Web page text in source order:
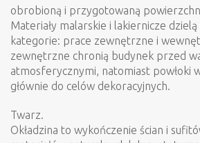
obrobioną i przygotowaną
Materiały malarskie i lakiernicze dzielą
kategorie: prace zewnętrzne i
zewnętrzne chronią budynek przed
atmosferycznymi, natomiast powłoki
głównie do celów dekoracyjnych.
Twarz.
Okładzina to wykończenie ścian i